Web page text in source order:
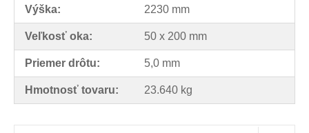
Výška: 2230 mm
Veľkosť oka: 50 x 200 mm
Priemer drôtu: 5,0 mm
Hmotnosť tovaru: 23.640 kg